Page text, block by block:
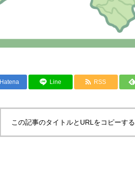
Hatena Line RSS
この記事のタイトルとURLをコピーする